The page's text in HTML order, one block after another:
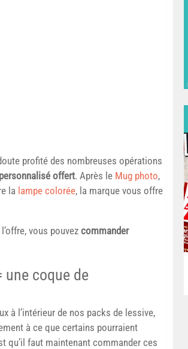
profité des nombreuses opérations
offert. Après le Mug photo,
la lampe colorée, la marque vous offre
vous pouvezcommander
une coque de
à l’intérieur de nos packs de lessive,
à ce que certains pourraient
qu’il faut maintenant commander ces